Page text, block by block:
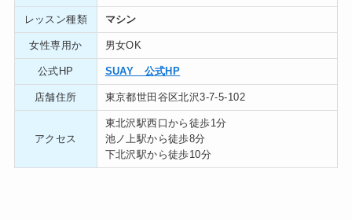
レッスン種類 マシン
女性専用か 男女OK
公式HP SUAY 公式HP
店舗住所 東京都世田谷区北沢3-7-5-102
アクセス
東北沢駅西口から徒歩1分
池ノ上駅から徒歩8分
下北沢駅から徒歩10分